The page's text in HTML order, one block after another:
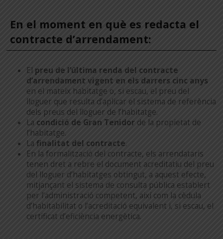
En el moment en què es redacta el
contracte d’arrendament:
El preu de l’última renda del contracte
d’arrendament vigent en els darrers cinc anys
en el mateix habitatge o, si escau, el preu del
lloguer que resulta d’aplicar el sistema de referència
dels preus del lloguer de l’habitatge.
La condició de Gran Tenidor de la propietat de
l’habitatge.
Lafinalitat del contracte.
En la formalització del contracte, els arrendataris
tenen dret a rebre el document acreditatiu del preu
del lloguer d’habitatges obtingut, a aquest efecte,
mitjançant el sistema de consulta pública establert
per l’administració competent, així com la cèdula
d’habitabilitat o l’acreditació equivalent i, si escau, el
certificat d’eficiència energètica.